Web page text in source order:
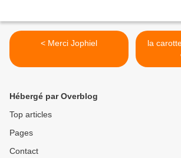
< Merci Jophiel
la
Hébergé par Overblog
Top articles
Pages
Contact